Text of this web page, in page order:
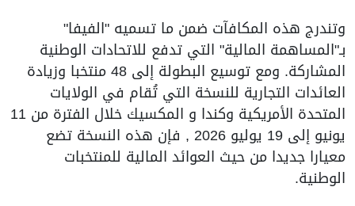
وتندرج هذه المكافآت ضمن ما تسميه "الفيفا"
بـ"المساهمة المالية" التي تدفع للاتحادات الوطنية
المشاركة. ومع توسيع البطولة إلى 48 منتخبا وزيادة
العائدات التجارية للنسخة التي تُقام في الولايات
المتحدة الأمريكية وكندا و المكسيك خلال الفترة من 11
يونيو إلى 19 يوليو 2026 , فإن هذه النسخة تضع
معيارا جديدا من حيث العوائد المالية للمنتخبات
الوطنية.